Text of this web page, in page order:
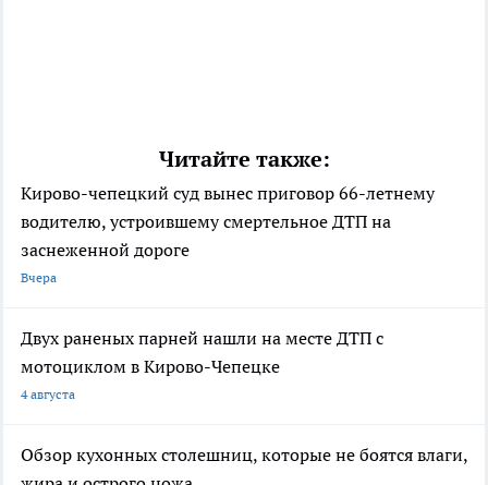
Читайте также:
Кирово-чепецкий суд вынес приговор 66-летнему
водителю, устроившему смертельное ДТП на
заснеженной дороге
Вчера
Двух раненых парней нашли на месте ДТП с
мотоциклом в Кирово-Чепецке
4 августа
Обзор кухонных столешниц, которые не боятся влаги,